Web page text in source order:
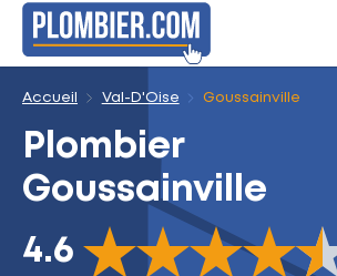
Accueil Val-D'Oise Goussainville
Plombier
Goussainville
4.6
The rating of this product is